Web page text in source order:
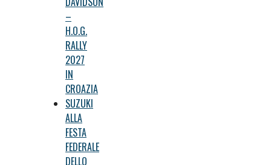
–
H.O.G.
RALLY
2027
IN
CROAZIA
SUZUKI
ALLA
FESTA
FEDERALE
DELLO